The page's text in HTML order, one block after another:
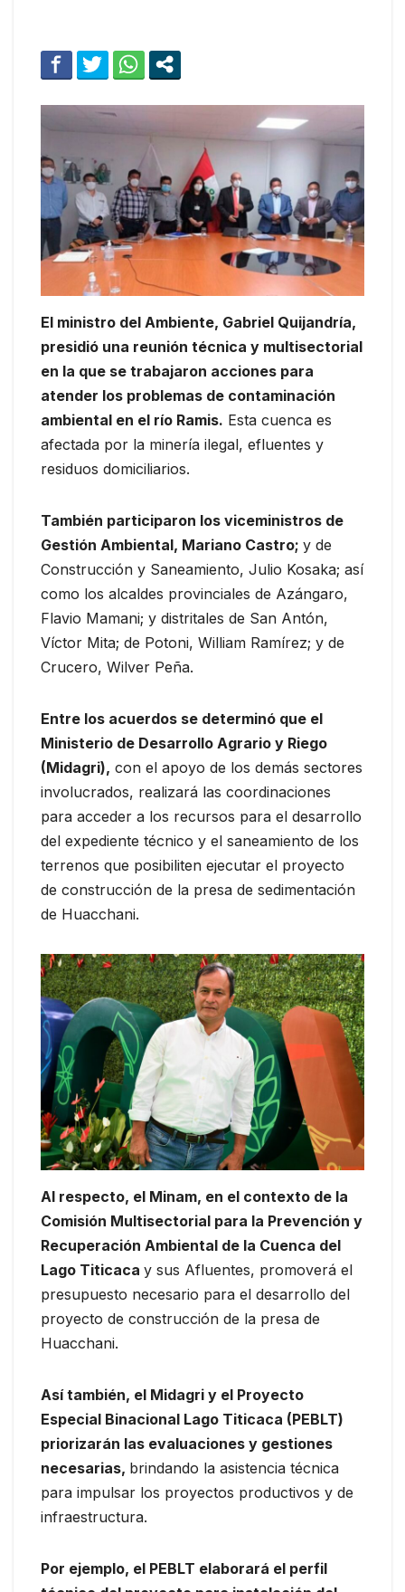
El ministro del Ambiente, Gabriel Quijandría,
presidió una reunión técnica y multisectorial
en la que se trabajaron acciones para
atender los problemas de contaminación
ambiental en el río Ramis. Esta cuenca es
afectada por la minería ilegal, efluentes y
residuos domiciliarios.
También participaron los viceministros de
Gestión Ambiental, Mariano Castro; y de
Construcción y Saneamiento, Julio Kosaka; así
como los alcaldes provinciales de Azángaro,
Flavio Mamani; y distritales de San Antón,
Víctor Mita; de Potoni, William Ramírez; y de
Crucero, Wilver Peña.
Entre los acuerdos se determinó que el
Ministerio de Desarrollo Agrario y Riego
(Midagri), con el apoyo de los demás sectores
involucrados, realizará las coordinaciones
para acceder a los recursos para el desarrollo
del expediente técnico y el saneamiento de los
terrenos que posibiliten ejecutar el proyecto
de construcción de la presa de sedimentación
de Huacchani.
Al respecto, el Minam, en el contexto de la
Comisión Multisectorial para la Prevención y
Recuperación Ambiental de la Cuenca del
Lago Titicaca y sus Afluentes, promoverá el
presupuesto necesario para el desarrollo del
proyecto de construcción de la presa de
Huacchani.
Así también, el Midagri y el Proyecto
Especial Binacional Lago Titicaca (PEBLT)
priorizarán las evaluaciones y gestiones
necesarias, brindando la asistencia técnica
para impulsar los proyectos productivos y de
infraestructura.
Por ejemplo, el PEBLT elaborará el perfil